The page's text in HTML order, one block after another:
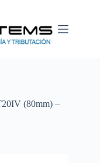
(80mm) –